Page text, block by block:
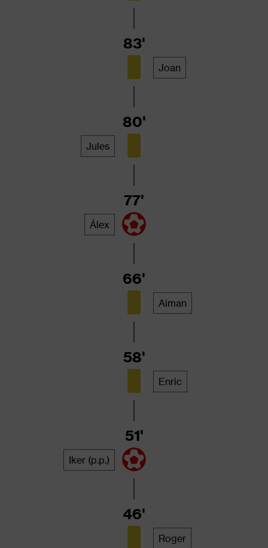
Joan
83'
Jules
80'
Álex
77'
Aiman
66'
Enric
58'
Iker (p.p.)
51'
Roger
46'